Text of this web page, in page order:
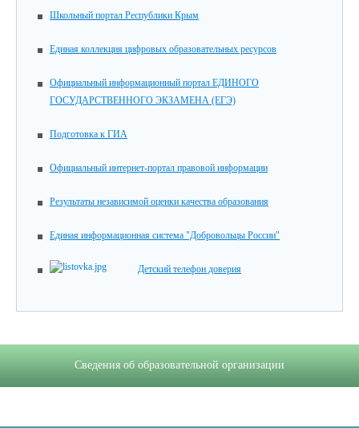
Школьный портал Республики Крым
Единая коллекция цифровых образовательных ресурсов
Официальный информационный портал ЕДИНОГО
ГОСУДАРСТВЕННОГО ЭКЗАМЕНА (ЕГЭ)
Подготовка к ГИА
Официальный интернет-портал правовой информации
Результаты независимой оценки качества образования
Единая информационная система "Добровольцы России"
Детский телефон доверия
Сведения об образовательной организации